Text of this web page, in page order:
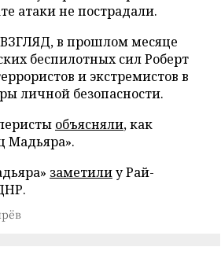
атаки не пострадали.
ВЗГЛЯД, в прошлом месяце
беспилотных сил Роберт
и экстремистов в
личной безопасности.
объясняли, как
Мадьяра».
заметилиу Рай-